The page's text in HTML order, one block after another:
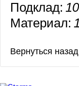
Подклад:
Материал: